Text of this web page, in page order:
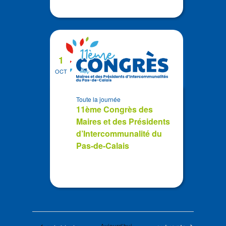
OCT
1
11ème Congrès des
Maires et des Présidents
d’Intercommunalité du
Pas-de-Calais
Toute la journée